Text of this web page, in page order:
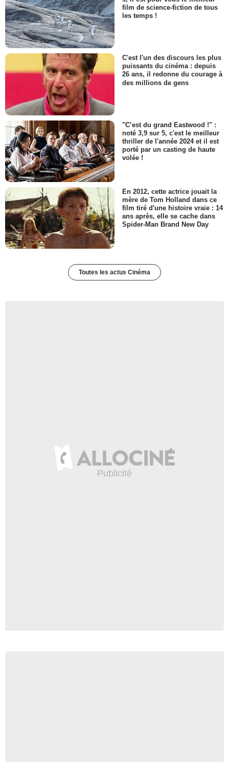
film de science-fiction de tous
les temps !
C'est l'un des discours les plus
puissants du cinéma : depuis
26 ans, il redonne du courage à
des millions de gens
"C’est du grand Eastwood !" :
noté 3,9 sur 5, c'est le meilleur
thriller de l'année 2024 et il est
porté par un casting de haute
volée !
En 2012, cette actrice jouait la
mère de Tom Holland dans ce
film tiré d'une histoire vraie : 14
ans après, elle se cache dans
Spider-Man Brand New Day
Toutes les actus Cinéma